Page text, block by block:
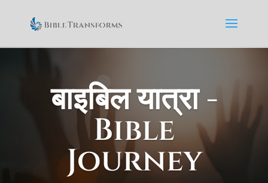
बाइबिल यात्रा -
Bible
Journey